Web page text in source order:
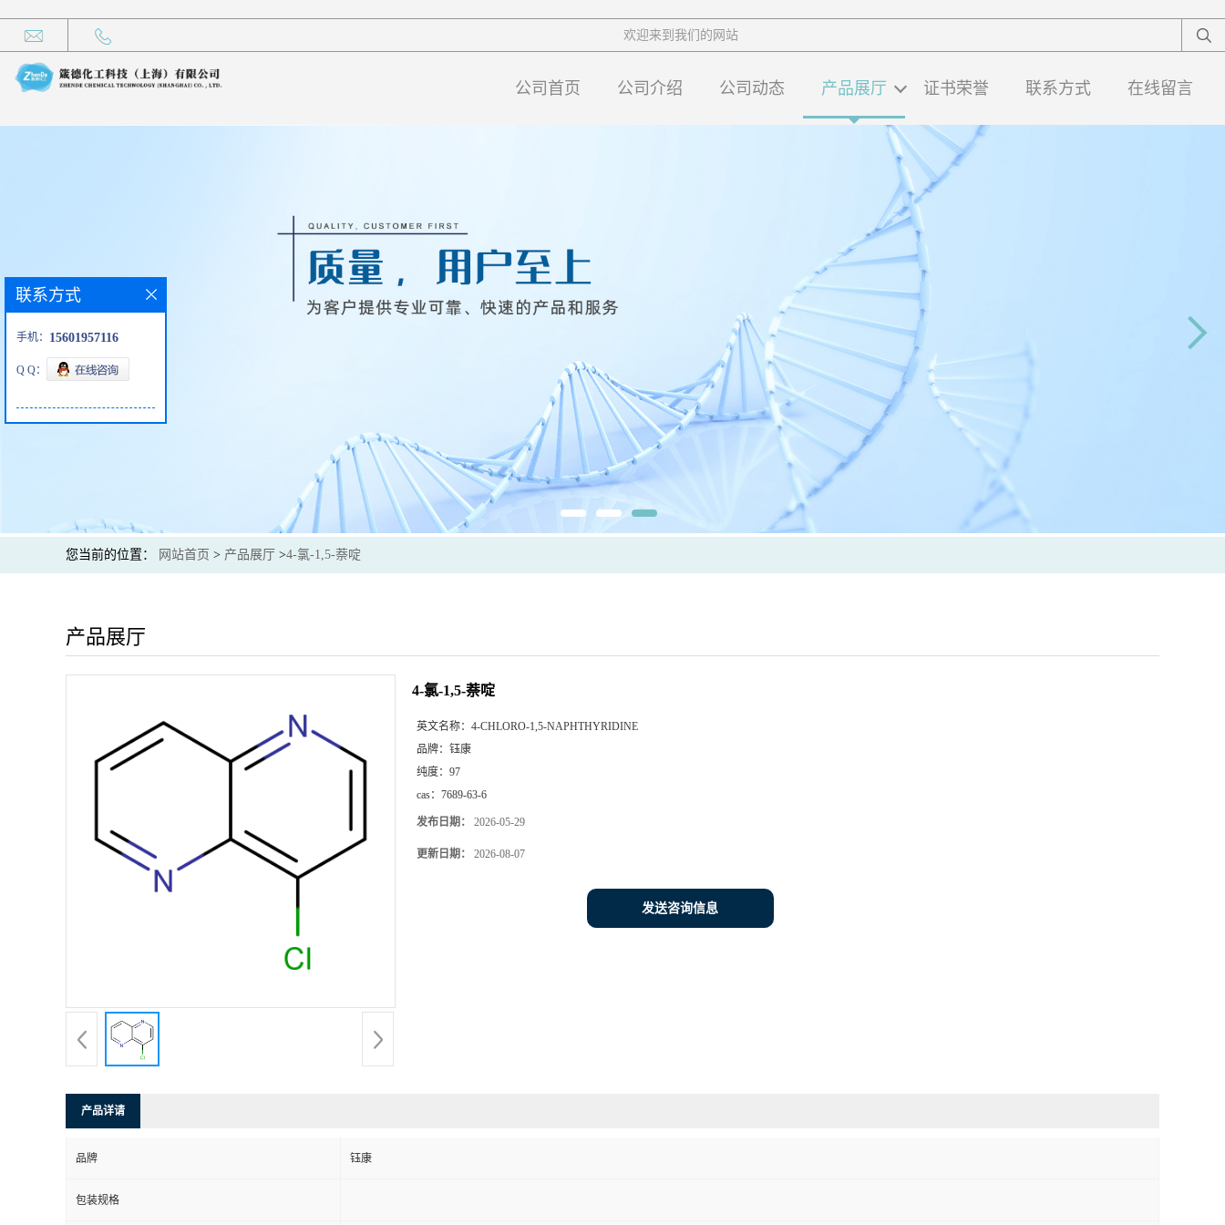
欢迎来到我们的网站
公司首页 公司介绍 公司动态 产品展厅 证书荣誉 联系方式 在线留言
您当前的位置： 网站首页 > 产品展厅 >4-氯-1,5-萘啶
产品展厅
4-氯-1,5-萘啶
英文名称： 4-CHLORO-1,5-NAPHTHYRIDINE
品牌： 钰康
纯度： 97
cas： 7689-63-6
发布日期： 2026-05-29
更新日期： 2026-08-07
发送咨询信息
产品详请
品牌 钰康
包装规格
联系方式
手机： 15601957116
Q Q：